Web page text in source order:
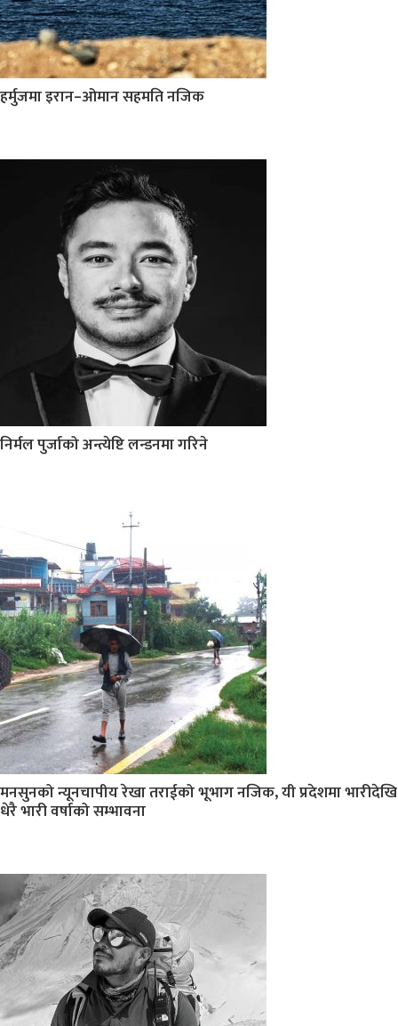
हर्मुजमा इरान–ओमान सहमति नजिक
निर्मल पुर्जाको अन्त्येष्टि लन्डनमा गरिने
मनसुनको न्यूनचापीय रेखा तराईको भूभाग नजिक, यी प्रदेशमा भारीदेखि
धेरै भारी वर्षाको सम्भावना